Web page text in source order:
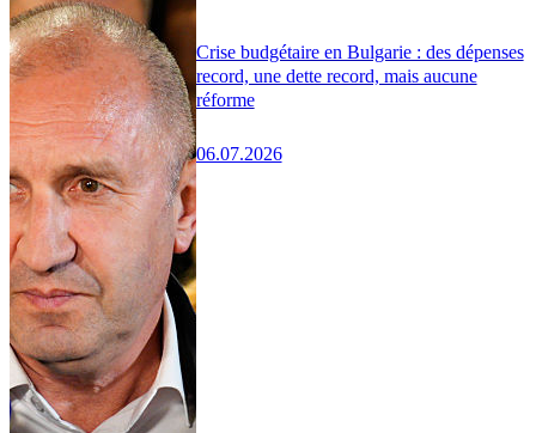
Crise budgétaire en Bulgarie : des dépenses
record, une dette record, mais aucune
réforme
06.07.2026